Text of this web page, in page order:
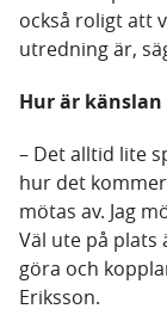
också roligt att
utredning är,
Hur är
– Det alltid lite
hur det
mötas av. Jag
Väl ute på plats
göra och
Eriksson.